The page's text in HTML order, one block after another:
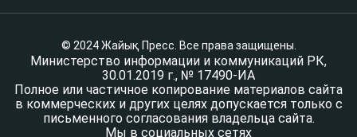
© 2024 Жайық Пресс. Все права защищены.
Министерство информации и коммуникаций РК,
30.01.2019 г., № 17490-ИА
Полное или частичное копирование материалов сайта
в коммерческих и других целях допускается только с
письменного согласования владельца сайта.
Мы в социальных сетях